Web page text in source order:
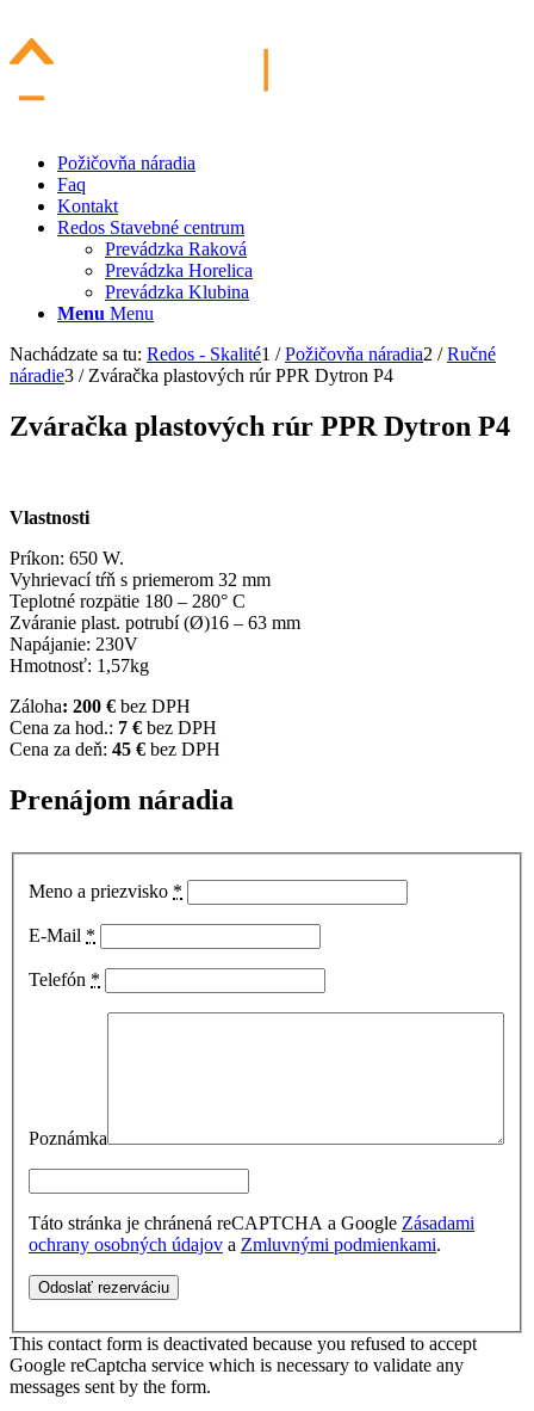
Požičovňa náradia
Faq
Kontakt
Redos Stavebné centrum
Prevádzka Raková
Prevádzka Horelica
Prevádzka Klubina
Menu Menu
Nachádzate sa tu: Redos - Skalité1 / Požičovňa náradia2 / Ručné
náradie3 / Zváračka plastových rúr PPR Dytron P4
Zváračka plastových rúr PPR Dytron P4
Vlastnosti
Príkon: 650 W.
Vyhrievací tŕň s priemerom 32 mm
Teplotné rozpätie 180 – 280° C
Zváranie plast. potrubí (Ø)16 – 63 mm
Napájanie: 230V
Hmotnosť: 1,57kg
Záloha: 200 € bez DPH
Cena za hod.: 7 € bez DPH
Cena za deň: 45 € bez DPH
Prenájom náradia
Meno a priezvisko *
E-Mail *
Telefón *
Poznámka
Táto stránka je chránená reCAPTCHA a Google Zásadami
ochrany osobných údajov a Zmluvnými podmienkami.
This contact form is deactivated because you refused to accept
Google reCaptcha service which is necessary to validate any
messages sent by the form.